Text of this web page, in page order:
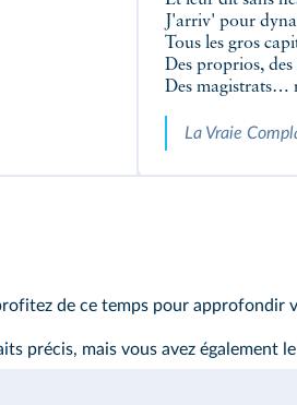
J'arriv' pour
Tous les gros
Des proprios, des
Des magistrats…
La Vraie
de ce temps pour approfondir
précis, mais vous avez également